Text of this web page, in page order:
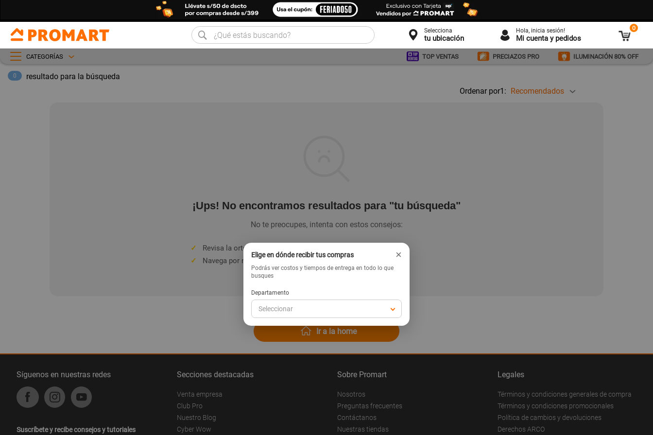
Selecciona
tu ubicación
Hola, inicia sesión!
Mi cuenta y pedidos
0
CATEGORÍAS TOP VENTAS PRECIAZOS PRO ILUMINACIÓN 80% OFF
0
resultado para la búsqueda
Ordenar por1: Recomendados
¡Ups! No encontramos resultados para "tu búsqueda"
No te preocupes, intenta con estos consejos:
✓
Revisa la ortografía de la palabra.
✓
Navega por nuestras categorías en el menú.
Ir a la home
Síguenos en nuestras redes
Suscríbete y recibe consejos y tutoriales
Secciones destacadas
Venta empresa
Club Pro
Nuestro Blog
Cyber Wow
Sobre Promart
Nosotros
Preguntas frecuentes
Contáctanos
Nuestras tiendas
Legales
Términos y condiciones generales de compra
Términos y condiciones promocionales
Política de cambios y devoluciones
Derechos ARCO
Elige en dónde recibir tus compras ×
Podrás ver costos y tiempos de entrega en todo lo que
busques
Departamento
Seleccionar